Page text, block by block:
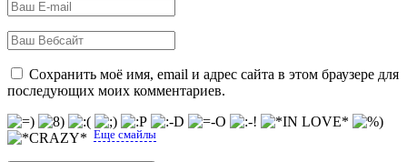
Сохранить моё имя, email и адрес сайта в этом браузере для
последующих моих комментариев.
Еще смайлы